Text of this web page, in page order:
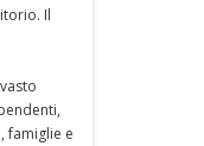
Il
famiglie e